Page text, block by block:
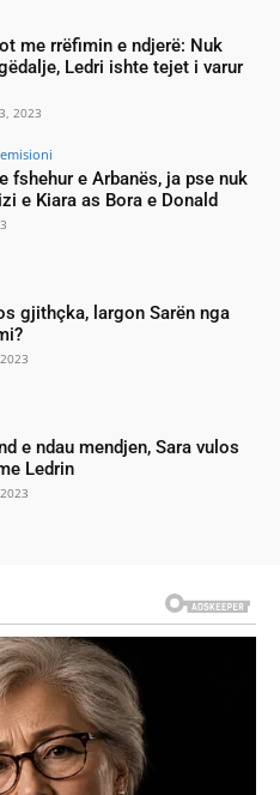
me rrëfimin e ndjerë: Nuk
Ledri ishte tejet i varur
2023
fshehur e Arbanës, ja pse nuk
e Kiara as Bora e Donald
gjithçka, largon Sarën nga
e ndau mendjen, Sara vulos
Ledrin